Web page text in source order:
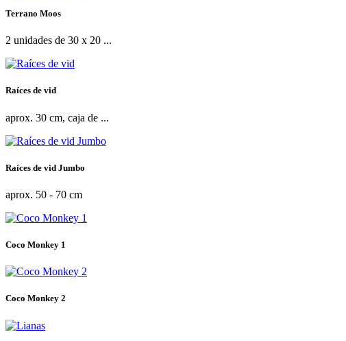
Terrano Moos
2 unidades de 30 x 20 ...
Raíces de vid
aprox. 30 cm, caja de ...
Raíces de vid Jumbo
aprox. 50 - 70 cm
Coco Monkey 1
Coco Monkey 2